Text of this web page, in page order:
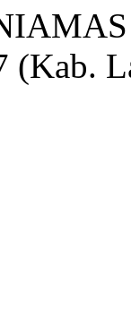
(Kab.